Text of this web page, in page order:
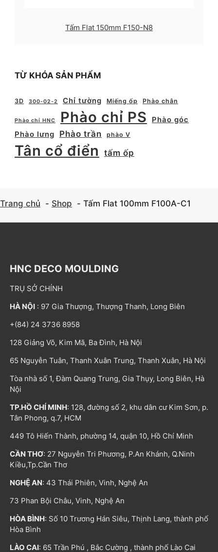
Tấm Flat 150mm F150-N8
TỪ KHÓA SẢN PHẨM
3D 300-02-2 Chỉ tường Miếng ốp Phào chân
Phào chỉ HNC Phào chỉ PS
Phào góc
Phào lưng
Phào trần phào V
Tân cổ điển tấm ốp
Trang chủ Shop Tấm Flat 100mm F100A-C1
HNC DECO MOULDING
TRỤ SỞ CHÍNH
HÀ NỘI : 97 Gia Thượng, Thượng Thanh, Long Biên
+(84) 24 3736 8958
128 Giảng Võ, Kim Mã, Ba Đình, Hà Nội
65 Nguyễn Tuân, Thanh Xuân Trung, Thanh Xuân, Hà Nội
Tòa nhà số 1, Đàm Quang Trung, Gia Thụy, Long Biên, Hà
Nội
TP.HỒ CHÍ MINH: 128, đường số 2, khu dân cư Kim Sơn, p.
Tân Phong, q.7, HCM
449 Tô Hiến Thành, phường 14, quận 10, Hồ Chí Minh
CẦN THƠ: 27 Nguyễn Tri Phương, P.An Khánh, Q.Ninh
Kiều,Tp.Cần Thơ
NGHỆ AN: 43 Thái Phiên, Vinh, Nghệ An
73 Phan Bội Châu, Vinh, Nghệ An
HÒA BÌNH: Số 10 Trương Hán Siêu, Thịnh Lang, thành phố
Hòa Bình
LÀO CAI: 65 Trần Phú , Bắc Cường , thành phố Lào Cai